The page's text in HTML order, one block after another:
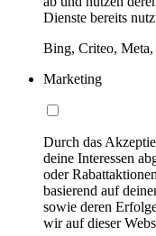
Dienste bereits
Bing, Criteo,
Marketing
Durch das
deine Interessen
oder
basierend auf
sowie deren
wir auf dieser